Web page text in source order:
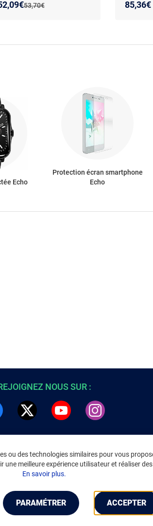
Ancien prix :
53,70€
prix :
de :
volume -
musique
85,36€
Echo
Protection écran smartphone
Echo
NOUS SUR :
INFORMATIONS LÉGALES
Environnement
CGV/CGU Marketplace
Gérer mes cookies
Mentions légales
Accessibilité : non conforme
ou des technologies similaires pour vous
une meilleure expérience utilisateur et réaliser
En savoir plus.
PARAMÉTRER ACCEPTER